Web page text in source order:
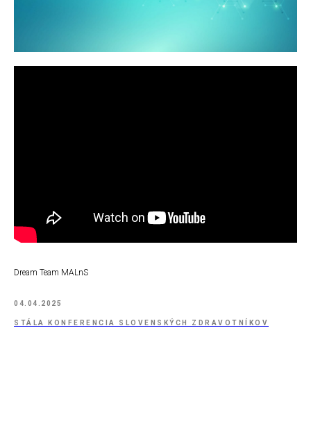
Dream Team MALnS
04.04.2025
STÁLA KONFERENCIA SLOVENSKÝCH ZDRAVOTNÍKOV